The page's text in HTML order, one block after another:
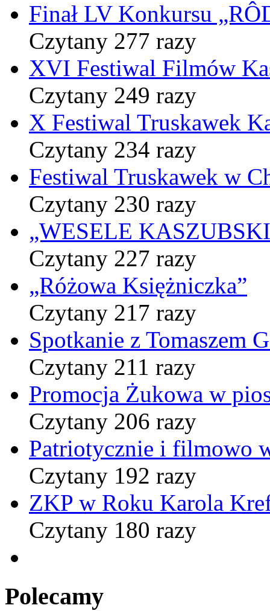
Finał LV Konkursu
Czytany 277 razy
XVI Festiwal Filmów
Czytany 249 razy
X Festiwal Truskawek
Czytany 234 razy
Festiwal Truskawek w
Czytany 230 razy
„WESELE
Czytany 227 razy
„Różowa Księżniczka”
Czytany 217 razy
Spotkanie z Tomaszem
Czytany 211 razy
Promocja Żukowa w
Czytany 206 razy
Patriotycznie i filmowo
Czytany 192 razy
ZKP w Roku Karola
Czytany 180 razy
Polecamy